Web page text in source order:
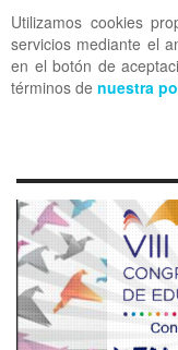
Utilizamos cookies
servicios mediante el
en el botón de
términos de nuestra
OFF CANVAS